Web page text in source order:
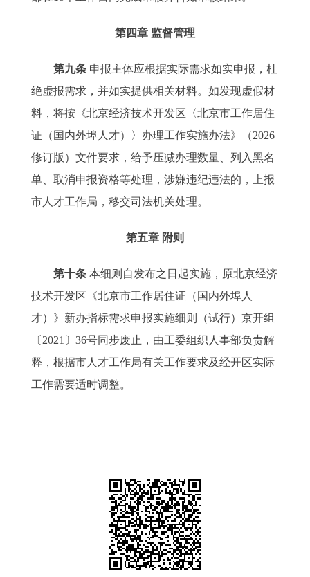
第四章 监督管理
第九条 申报主体应根据实际需求如实申报，杜
绝虚报需求，并如实提供相关材料。如发现虚假材
料，将按《北京经济技术开发区〈北京市工作居住
证（国内外埠人才）〉办理工作实施办法》（2026
修订版）文件要求，给予压减办理数量、列入黑名
单、取消申报资格等处理，涉嫌违纪违法的，上报
市人才工作局，移交司法机关处理。
第五章 附则
第十条 本细则自发布之日起实施，原北京经济
技术开发区《北京市工作居住证（国内外埠人
才）》新办指标需求申报实施细则（试行）京开组
〔2021〕36号同步废止，由工委组织人事部负责解
释，根据市人才工作局有关工作要求及经开区实际
工作需要适时调整。